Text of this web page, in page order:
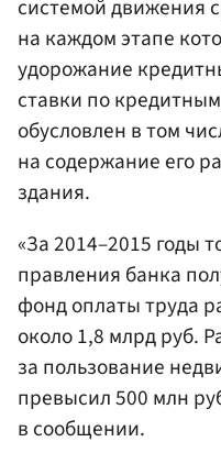
системой движения
на каждом этапе
удорожание
ставки по
обусловлен в том
на содержание его
здания.
«За 2014–2015 годы
правления банка
фонд оплаты труда
около 1,8 млрд руб.
за пользование
превысил 500 млн
в сообщении.